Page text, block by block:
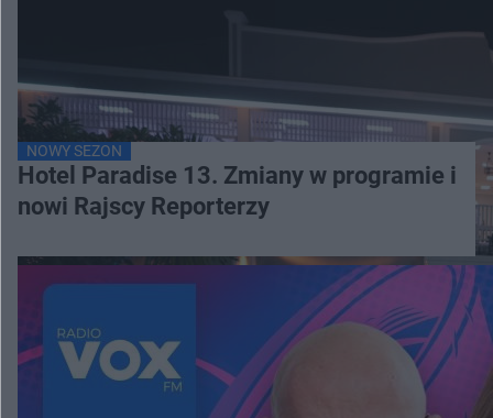
NOWY SEZON
Hotel Paradise 13. Zmiany w programie i
nowi Rajscy Reporterzy